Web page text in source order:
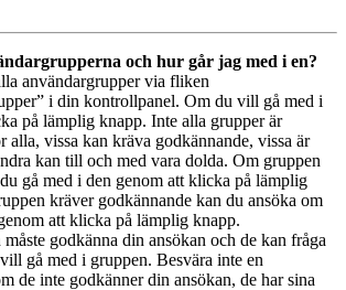
och hur går jag med i en?
användargrupper via fliken
i din kontrollpanel. Om du vill gå med i
på lämplig knapp. Inte alla grupper är
alla, vissa kan kräva godkännande, vissa är
kan till och med vara dolda. Om gruppen
gå med i den genom att klicka på lämplig
kräver godkännande kan du ansöka om
att klicka på lämplig knapp.
godkänna din ansökan och de kan fråga
gå med i gruppen. Besvära inte en
de inte godkänner din ansökan, de har sina